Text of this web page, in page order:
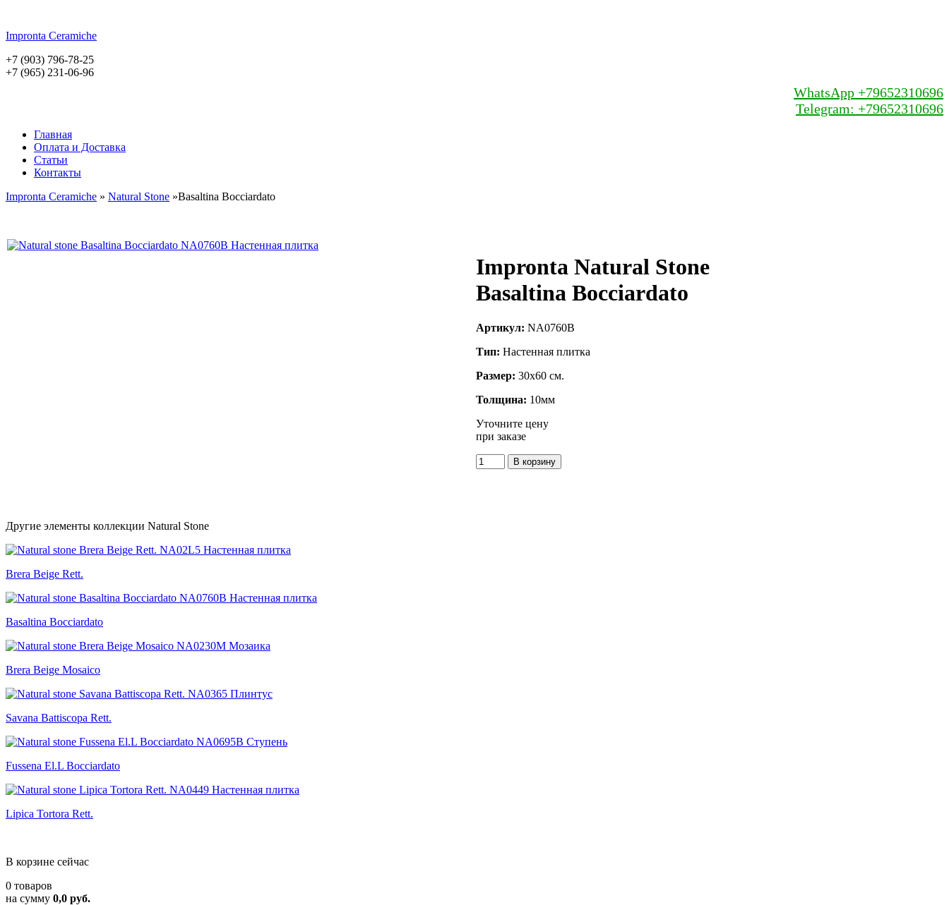
Impronta Ceramiche
+7 (903) 796-78-25
+7 (965) 231-06-96
WhatsApp +79652310696
Telegram: +79652310696
Главная
Оплата и Доставка
Статьи
Контакты
Impronta Ceramiche » Natural Stone »Basaltina Bocciardato
Impronta Natural Stone
Basaltina Bocciardato
Артикул: NA0760B
Тип: Настенная плитка
Размер: 30x60 см.
Толщина: 10мм
Уточните цену
при заказе
Другие элементы коллекции Natural Stone
Brera Beige Rett.
Basaltina Bocciardato
Brera Beige Mosaico
Savana Battiscopa Rett.
Fussena El.L Bocciardato
Lipica Tortora Rett.
В корзине сейчас
0 товаров
на сумму 0,0 руб.